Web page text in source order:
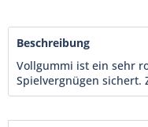
Beschreibung
Vollgummi ist ein sehr
Spielvergnügen sichert.